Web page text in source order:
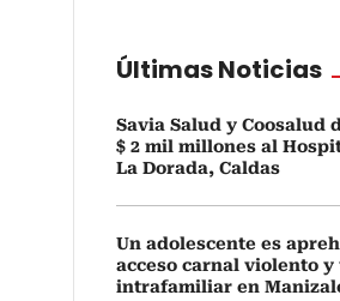
Últimas Noticias
Savia Salud y Coosalud
$ 2 mil millones al
La Dorada, Caldas
Un adolescente es
acceso carnal violento y
intrafamiliar en